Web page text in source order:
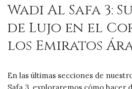
Wadi Al Safa 3:
de Lujo en el
los Emiratos
En las últimas secciones de